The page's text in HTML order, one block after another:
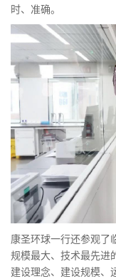
时、准确。
康圣环球一行还参观了
规模最大、技术最先进
建设理念、建设规模、